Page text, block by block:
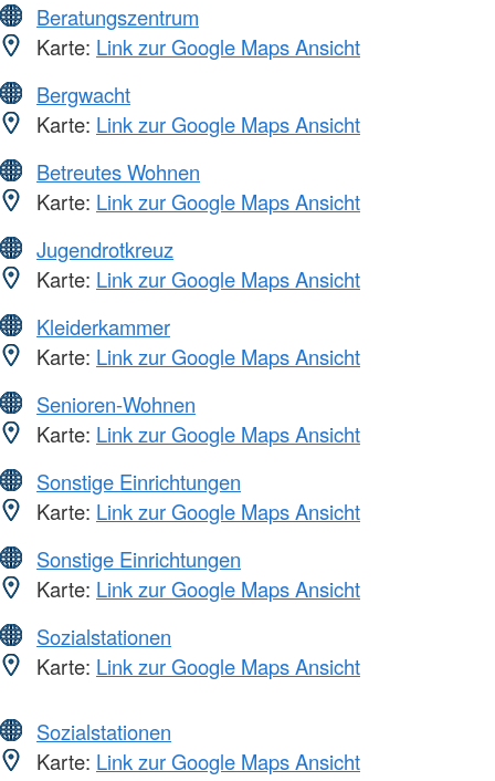
Beratungszentrum
Karte: Link zur Google Maps Ansicht
Bergwacht
Karte: Link zur Google Maps Ansicht
Betreutes Wohnen
Karte: Link zur Google Maps Ansicht
Jugendrotkreuz
Karte: Link zur Google Maps Ansicht
Kleiderkammer
Karte: Link zur Google Maps Ansicht
Senioren-Wohnen
Karte: Link zur Google Maps Ansicht
Sonstige Einrichtungen
Karte: Link zur Google Maps Ansicht
Sonstige Einrichtungen
Karte: Link zur Google Maps Ansicht
Sozialstationen
Karte: Link zur Google Maps Ansicht
Sozialstationen
Karte: Link zur Google Maps Ansicht